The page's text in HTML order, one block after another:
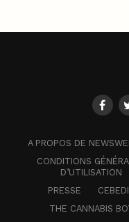
A PROPOS DE
CONDITIONS
D’UTILISATION
PRESSE
THE CANNABIS